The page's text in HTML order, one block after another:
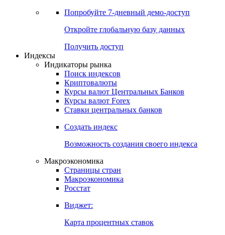
Попробуйте 7-дневный демо-доступ
Откройте глобальную базу данных
Получить доступ
Индексы
Индикаторы рынка
Поиск индексов
Криптовалюты
Курсы валют Центральных Банков
Курсы валют Forex
Ставки центральных банков
Создать индекс
Возможность создания своего индекса
Макроэкономика
Страницы стран
Макроэкономика
Росстат
Виджет:
Карта процентных ставок